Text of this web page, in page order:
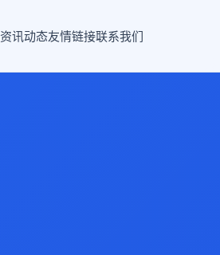
资讯动态友情链接联系我们